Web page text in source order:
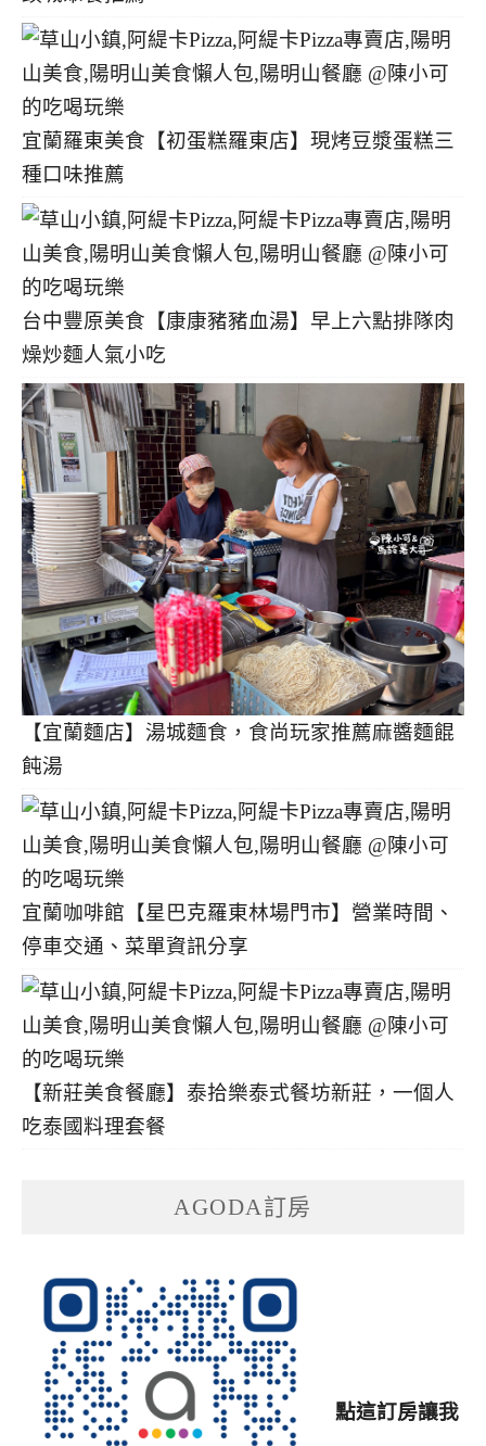
宜蘭羅東美食【初蛋糕羅東店】現烤豆漿蛋糕三
種口味推薦
台中豐原美食【康康豬豬血湯】早上六點排隊肉
燥炒麵人氣小吃
【宜蘭麵店】湯城麵食，食尚玩家推薦麻醬麵餛
飩湯
宜蘭咖啡館【星巴克羅東林場門市】營業時間、
停車交通、菜單資訊分享
【新莊美食餐廳】泰拾樂泰式餐坊新莊，一個人
吃泰國料理套餐
AGODA訂房
點這訂房讓我